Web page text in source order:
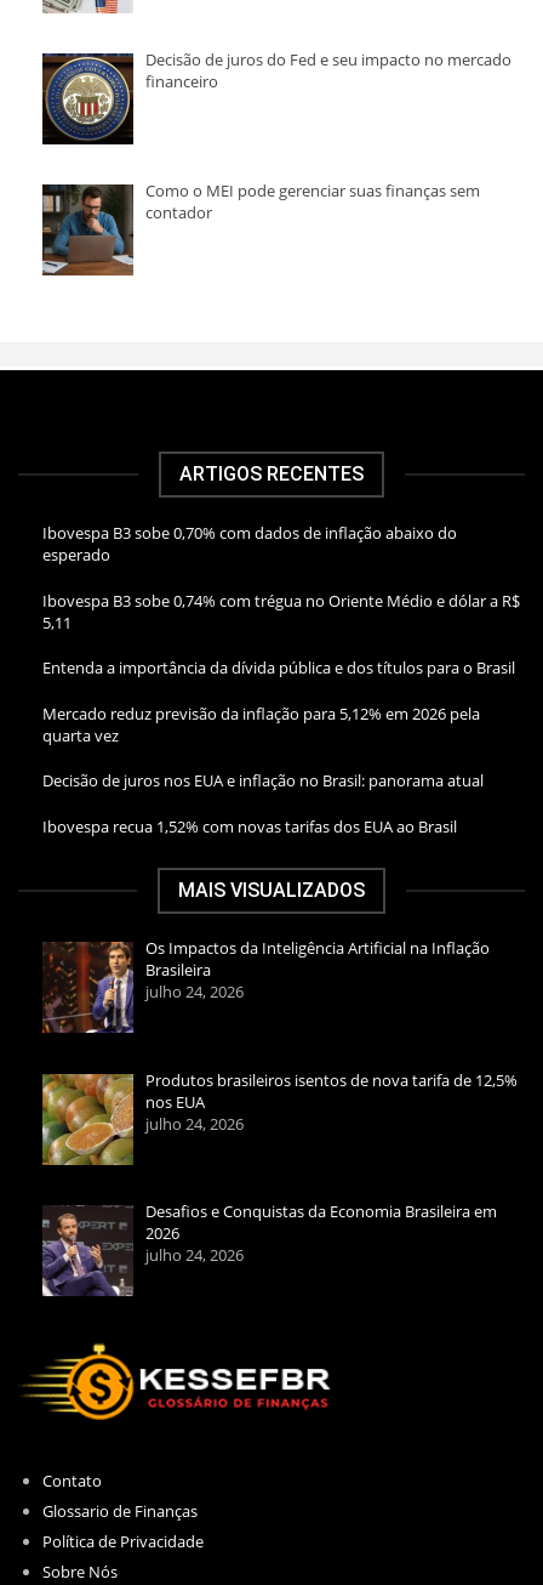
Decisão de juros do Fed e seu impacto no mercado
financeiro
Como o MEI pode gerenciar suas finanças sem
contador
ARTIGOS RECENTES
Ibovespa B3 sobe 0,70% com dados de inflação abaixo do
esperado
Ibovespa B3 sobe 0,74% com trégua no Oriente Médio e dólar a R$
5,11
Entenda a importância da dívida pública e dos títulos para o Brasil
Mercado reduz previsão da inflação para 5,12% em 2026 pela
quarta vez
Decisão de juros nos EUA e inflação no Brasil: panorama atual
Ibovespa recua 1,52% com novas tarifas dos EUA ao Brasil
MAIS VISUALIZADOS
Os Impactos da Inteligência Artificial na Inflação
Brasileira
julho 24, 2026
Produtos brasileiros isentos de nova tarifa de 12,5%
nos EUA
julho 24, 2026
Desafios e Conquistas da Economia Brasileira em
2026
julho 24, 2026
Contato
Glossario de Finanças
Política de Privacidade
Sobre Nós